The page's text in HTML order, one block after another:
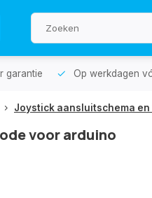
garantie Op werkdagen
Joystick aansluitschema
voor arduino